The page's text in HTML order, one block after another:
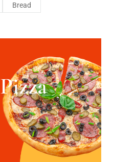
Bread